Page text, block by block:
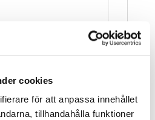
cookies
för att anpassa innehållet
tillhandahålla funktioner